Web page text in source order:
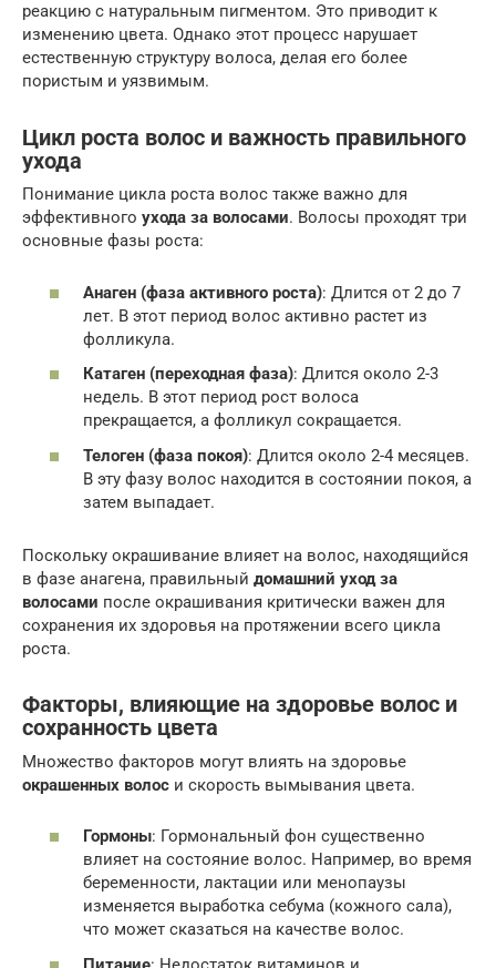
реакцию с натуральным пигментом. Это приводит к
изменению цвета. Однако этот процесс нарушает
естественную структуру волоса, делая его более
пористым и уязвимым.
Цикл роста волос и важность правильного
ухода
Понимание цикла роста волос также важно для
эффективного ухода за волосами. Волосы проходят три
основные фазы роста:
Анаген (фаза активного роста): Длится от 2 до 7
лет. В этот период волос активно растет из
фолликула.
Катаген (переходная фаза): Длится около 2-3
недель. В этот период рост волоса
прекращается, а фолликул сокращается.
Телоген (фаза покоя): Длится около 2-4 месяцев.
В эту фазу волос находится в состоянии покоя, а
затем выпадает.
Поскольку окрашивание влияет на волос, находящийся
в фазе анагена, правильный домашний уход за
волосами после окрашивания критически важен для
сохранения их здоровья на протяжении всего цикла
роста.
Факторы, влияющие на здоровье волос и
сохранность цвета
Множество факторов могут влиять на здоровье
окрашенных волос и скорость вымывания цвета.
Гормоны: Гормональный фон существенно
влияет на состояние волос. Например, во время
беременности, лактации или менопаузы
изменяется выработка себума (кожного сала),
что может сказаться на качестве волос.